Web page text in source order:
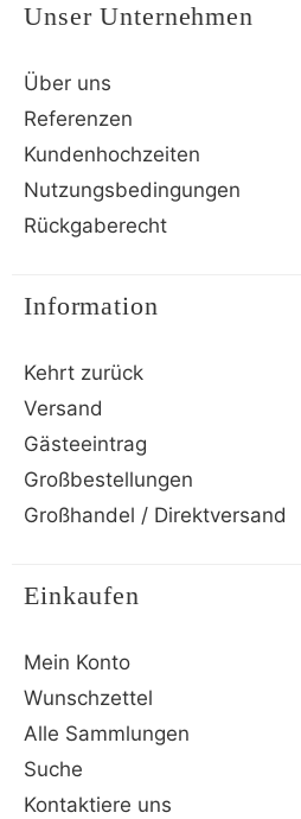
Unser Unternehmen
Über uns
Referenzen
Kundenhochzeiten
Nutzungsbedingungen
Rückgaberecht
Information
Kehrt zurück
Versand
Gästeeintrag
Großbestellungen
Großhandel / Direktversand
Einkaufen
Mein Konto
Wunschzettel
Alle Sammlungen
Suche
Kontaktiere uns